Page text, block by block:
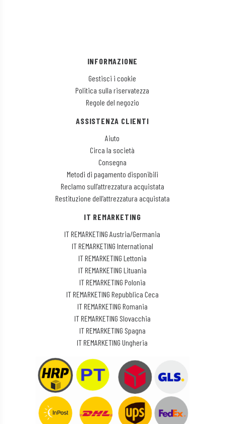
INFORMAZIONE
Gestisci i cookie
Politica sulla riservatezza
Regole del negozio
ASSISTENZA CLIENTI
Aiuto
Circa la società
Consegna
Metodi di pagamento disponibili
Reclamo sull’attrezzatura acquistata
Restituzione dell’attrezzatura acquistata
IT REMARKETING
IT REMARKETING Austria/Germania
IT REMARKETING International
IT REMARKETING Lettonia
IT REMARKETING Lituania
IT REMARKETING Polonia
IT REMARKETING Repubblica Ceca
IT REMARKETING Romania
IT REMARKETING Slovacchia
IT REMARKETING Spagna
IT REMARKETING Ungheria